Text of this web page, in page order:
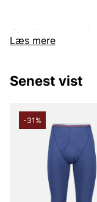
Læs mere
Andre
NN07
Björn Borg
Oscar Jacobson
Senest vist
-31%